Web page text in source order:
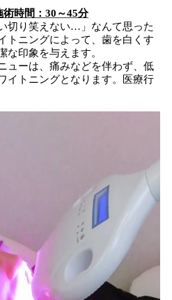
時間：30～45分
切り笑えない…」なんて思った
トニングによって、歯を白くす
な印象を与えます。
ューは、痛みなどを伴わず、低
イトニングとなります。医療行